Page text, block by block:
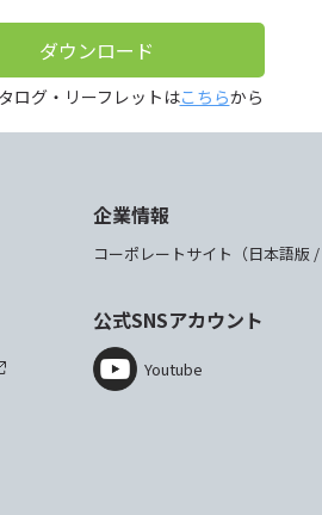
ダウンロード
ログ・リーフレットはこちらから
企業情報
コーポレートサイト（日本語版 /
公式SNSアカウント
Youtube